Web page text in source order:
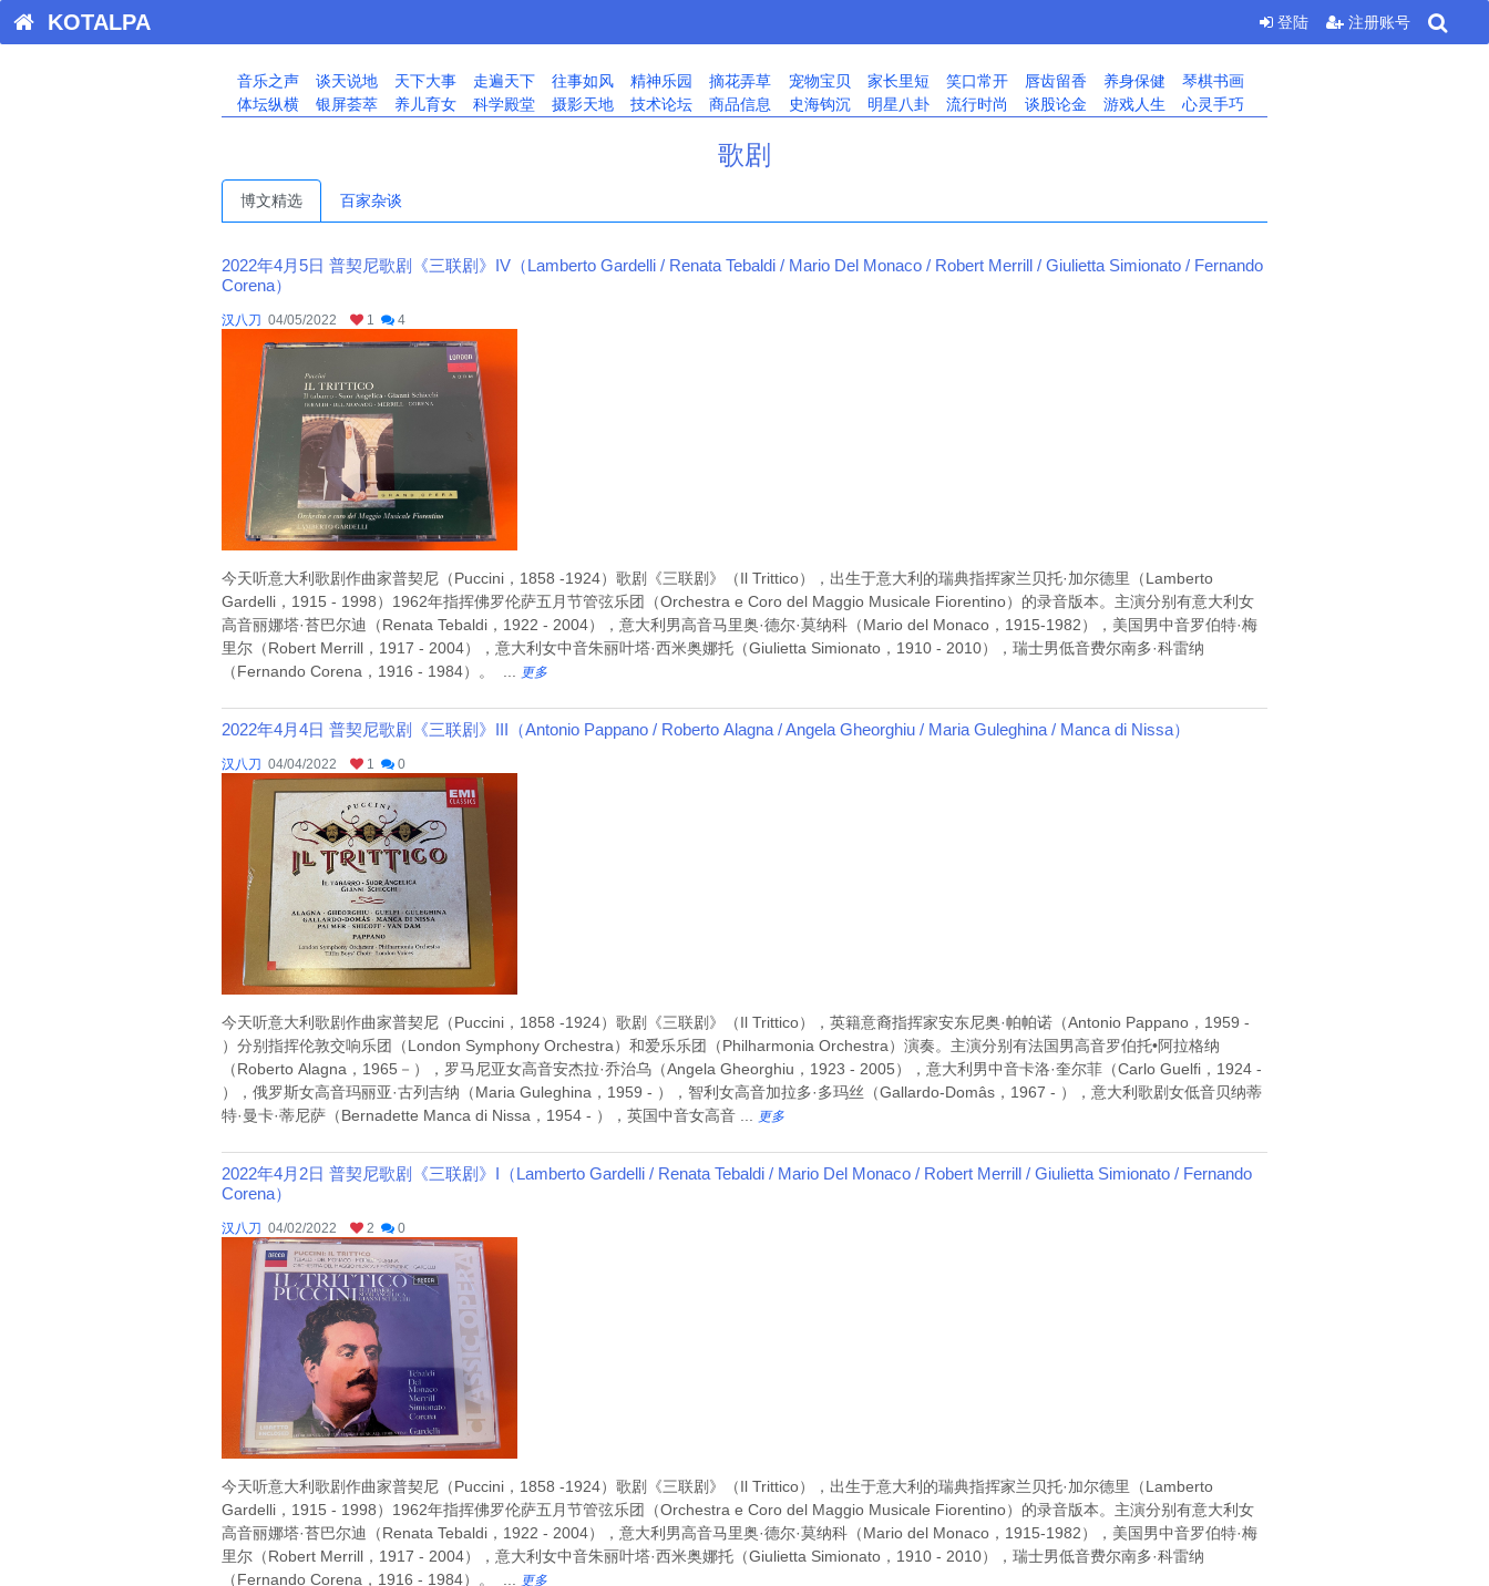
KOTALPA 登陆 注册账号
音乐之声 谈天说地 天下大事 走遍天下 往事如风 精神乐园 摘花弄草 宠物宝贝 家长里短 笑口常开 唇齿留香 养身保健
琴棋书画
体坛纵横
银屏荟萃 养儿育女 科学殿堂 摄影天地 技术论坛 商品信息 史海钩沉 明星八卦 流行时尚 谈股论金 游戏人生 心灵手巧
歌剧
博文精选 百家杂谈
2022年4月5日 普契尼歌剧《三联剧》IV（Lamberto Gardelli / Renata Tebaldi / Mario Del Monaco / Robert Merrill / Giulietta Simionato / Fernando
Corena）
汉八刀 04/05/2022 1 4
今天听意大利歌剧作曲家普契尼（Puccini，1858 -1924）歌剧《三联剧》（Il Trittico），出生于意大利的瑞典指挥家兰贝托·加尔德里（Lamberto
Gardelli，1915 - 1998）1962年指挥佛罗伦萨五月节管弦乐团（Orchestra e Coro del Maggio Musicale Fiorentino）的录音版本。主演分别有意大利女
高音丽娜塔·苔巴尔迪（Renata Tebaldi，1922 - 2004），意大利男高音马里奥·德尔·莫纳科（Mario del Monaco，1915-1982），美国男中音罗伯特·梅
里尔（Robert Merrill，1917 - 2004），意大利女中音朱丽叶塔·西米奥娜托（Giulietta Simionato，1910 - 2010），瑞士男低音费尔南多·科雷纳
（Fernando Corena，1916 - 1984）。 ...
更多
2022年4月4日 普契尼歌剧《三联剧》III（Antonio Pappano / Roberto Alagna / Angela Gheorghiu / Maria Guleghina / Manca di Nissa）
汉八刀 04/04/2022 1 0
今天听意大利歌剧作曲家普契尼（Puccini，1858 -1924）歌剧《三联剧》（Il Trittico），英籍意裔指挥家安东尼奥·帕帕诺（Antonio Pappano，1959 -
）分别指挥伦敦交响乐团（London Symphony Orchestra）和爱乐乐团（Philharmonia Orchestra）演奏。主演分别有法国男高音罗伯托•阿拉格纳
（Roberto Alagna，1965－），罗马尼亚女高音安杰拉·乔治乌（Angela Gheorghiu，1923 - 2005），意大利男中音卡洛·奎尔菲（Carlo Guelfi，1924 -
），俄罗斯女高音玛丽亚·古列吉纳（Maria Guleghina，1959 - ），智利女高音加拉多·多玛丝（Gallardo-Domâs，1967 - ），意大利歌剧女低音贝纳蒂
特·曼卡·蒂尼萨（Bernadette Manca di Nissa，1954 - ），英国中音女高音 ...
更多
2022年4月2日 普契尼歌剧《三联剧》I（Lamberto Gardelli / Renata Tebaldi / Mario Del Monaco / Robert Merrill / Giulietta Simionato / Fernando
Corena）
汉八刀 04/02/2022 2 0
今天听意大利歌剧作曲家普契尼（Puccini，1858 -1924）歌剧《三联剧》（Il Trittico），出生于意大利的瑞典指挥家兰贝托·加尔德里（Lamberto
Gardelli，1915 - 1998）1962年指挥佛罗伦萨五月节管弦乐团（Orchestra e Coro del Maggio Musicale Fiorentino）的录音版本。主演分别有意大利女
高音丽娜塔·苔巴尔迪（Renata Tebaldi，1922 - 2004），意大利男高音马里奥·德尔·莫纳科（Mario del Monaco，1915-1982），美国男中音罗伯特·梅
里尔（Robert Merrill，1917 - 2004），意大利女中音朱丽叶塔·西米奥娜托（Giulietta Simionato，1910 - 2010），瑞士男低音费尔南多·科雷纳
（Fernando Corena，1916 - 1984）。 ...
更多